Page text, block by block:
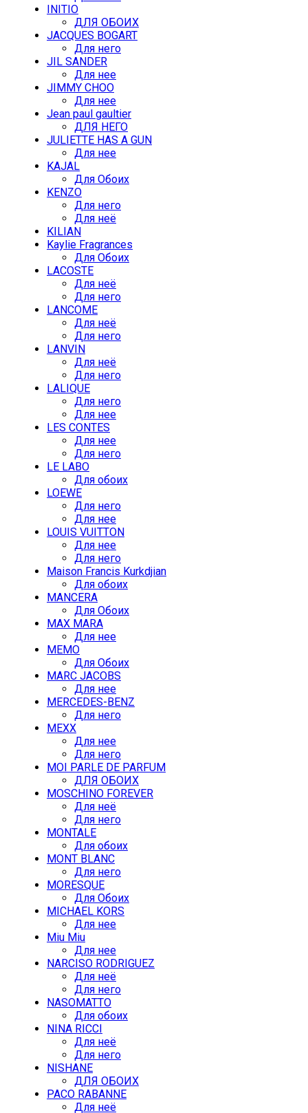
INITIO
ДЛЯ ОБОИХ
JACQUES BOGART
Для него
JIL SANDER
Для нее
JIMMY CHOO
Для нее
Jean paul gaultier
ДЛЯ НЕГО
JULIETTE HAS A GUN
Для нее
KAJAL
Для Обоих
KENZO
Для него
Для неё
KILIAN
Kaylie Fragrances
Для Обоих
LACOSTE
Для неё
Для него
LANCOME
Для неё
Для него
LANVIN
Для неё
Для него
LALIQUE
Для него
Для нее
LES CONTES
Для нее
Для него
LE LABO
Для обоих
LOEWE
Для него
Для нее
LOUIS VUITTON
Для нее
Для него
Maison Francis Kurkdjian
Для обоих
MANCERA
Для Обоих
MAX MARA
Для нее
MEMO
Для Обоих
MARC JACOBS
Для нее
MERCEDES-BENZ
Для него
MEXX
Для нее
Для него
MOI PARLE DE PARFUM
ДЛЯ ОБОИХ
MOSCHINO FOREVER
Для неё
Для него
MONTALE
Для обоих
MONT BLANC
Для него
MORESQUE
Для Обоих
MICHAEL KORS
Для нее
Miu Miu
Для нее
NARCISO RODRIGUEZ
Для неё
Для него
NASOMATTO
Для обоих
NINA RICCI
Для неё
Для него
NISHANE
ДЛЯ ОБОИХ
PACO RABANNE
Для неё